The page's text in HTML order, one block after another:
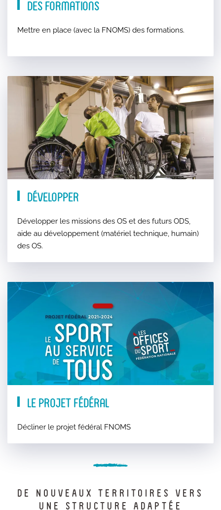
Des formations
Mettre en place (avec la FNOMS) des formations.
Développer
Développer les missions des OS et des futurs ODS,
aide au développement (matériel technique, humain)
des OS.
Le projet fédéral
Décliner le projet fédéral FNOMS
DE NOUVEAUX TERRITOIRES VERS
UNE STRUCTURE ADAPTÉE